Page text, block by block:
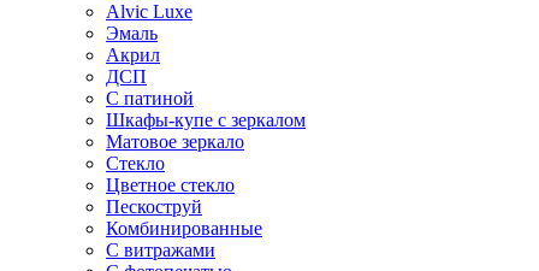
Alvic Luxe
Эмаль
Акрил
ДСП
С патиной
Шкафы-купе с зеркалом
Матовое зеркало
Стекло
Цветное стекло
Пескоструй
Комбинированные
С витражами